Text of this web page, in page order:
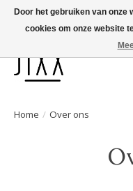
Voor 14.00 uur besteld,
Home / Over ons
Door het gebruiken van onze
cookies om onze website